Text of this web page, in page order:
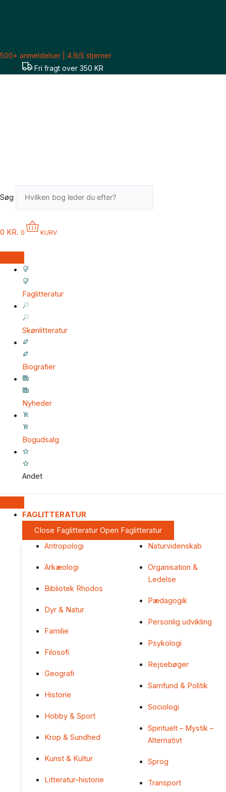
500+ anmeldelser | 4.9/5 stjerner
Fri fragt over 350 KR
Søg
0 KR. 0 KURV
Faglitteratur
Skønlitteratur
Biografier
Nyheder
Bogudsalg
Andet
FAGLITTERATUR
Close Faglitteratur Open Faglitteratur
Antropologi
Arkæologi
Bibliotek Rhodos
Dyr & Natur
Familie
Filosofi
Geografi
Historie
Hobby & Sport
Krop & Sundhed
Kunst & Kultur
Litteratur-historie
Naturvidenskab
Organisation &
Ledelse
Pædagogik
Personlig udvikling
Psykologi
Rejsebøger
Samfund & Politik
Sociologi
Spirituelt – Mystik –
Alternativt
Sprog
Transport